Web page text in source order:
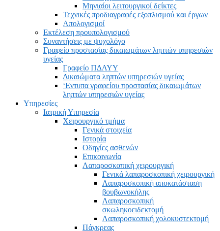
Μηνιαίοι λειτουργικοί δείκτες
Τεχνικές προδιαγραφές εξοπλισμού και έργων
Απολογισμοί
Εκτέλεση προυπολογισμού
Συναντήσεις με ψυχολόγο
Γραφείο προστασίας δικαιωμάτων ληπτών υπηρεσιών
υγείας
Γραφείο ΠΔΛΥΥ
Δικαιώματα ληπτών υπηρεσιών υγείας
‘Εντυπα γραφείου προστασίας δικαιωμάτων
ληπτών υπηρεσιών υγείας
Υπηρεσίες
Ιατρική Υπηρεσία
Χειρουργικό τμήμα
Γενικά στοιχεία
Ιστορία
Οδηγίες ασθενών
Επικοινωνία
Λαπαροσκοπική χειρουργική
Γενικά λαπαροσκοπική χειρουργική
Λαπαροσκοπική αποκατάσταση
βουβωνοκήλης
Λαπαροσκοπική
σκωληκοειδεκτομή
Λαπαροσκοπική χολοκυστεκτομή
Πάγκρεας